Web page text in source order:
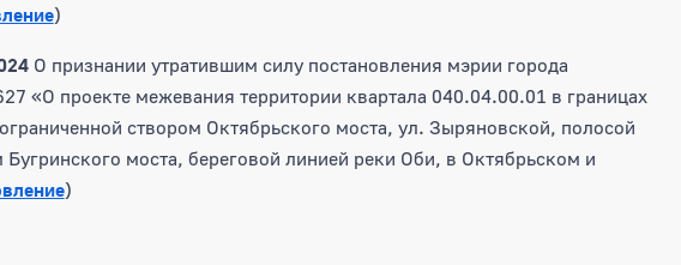
)
О признании утратившим силу постановления мэрии города
«О проекте межевания территории квартала 040.04.00.01 в границах
створом Октябрьского моста, ул. Зыряновской, полосой
моста, береговой линией реки Оби, в Октябрьском и
)